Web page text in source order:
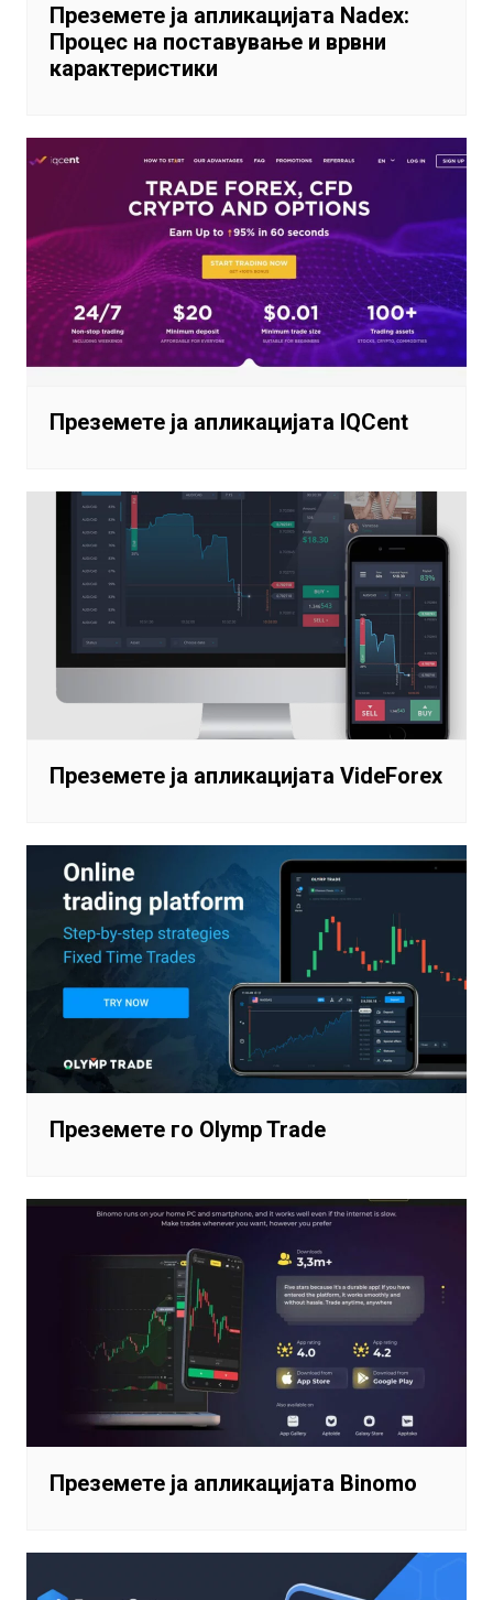
Преземете ја апликацијата Nadex:
Процес на поставување и врвни
карактеристики
Преземете ја апликацијата IQCent
Преземете ја апликацијата VideForex
Преземете го Olymp Trade
Преземете ја апликацијата Binomo